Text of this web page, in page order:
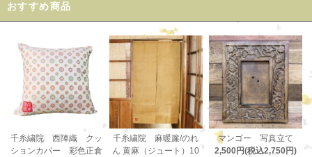
おすすめ商品
千糸繍院 西陣織 クッ
ションカバー 彩色正倉
千糸繍院 麻暖簾/のれ
ん 黄麻（ジュート）10
マンゴー 写真立て
2,500円(税込2,750円)